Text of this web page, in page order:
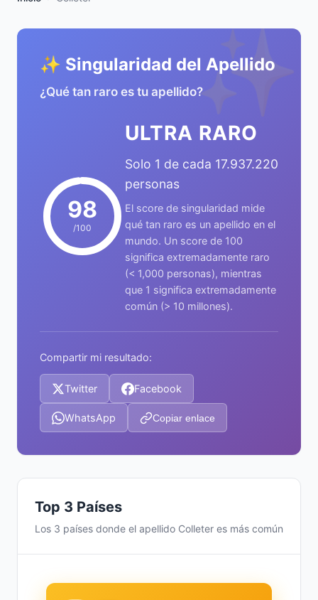
✨
✨ Singularidad del Apellido
¿Qué tan raro es tu apellido?
98
/100
ULTRA RARO
Solo 1 de cada 17.937.220
personas
El score de singularidad mide
qué tan raro es un apellido en el
mundo. Un score de 100
significa extremadamente raro
(< 1,000 personas), mientras
que 1 significa extremadamente
común (> 10 millones).
Compartir mi resultado:
Twitter Facebook
WhatsApp Copiar enlace
Top 3 Países
Los 3 países donde el apellido Colleter es más común